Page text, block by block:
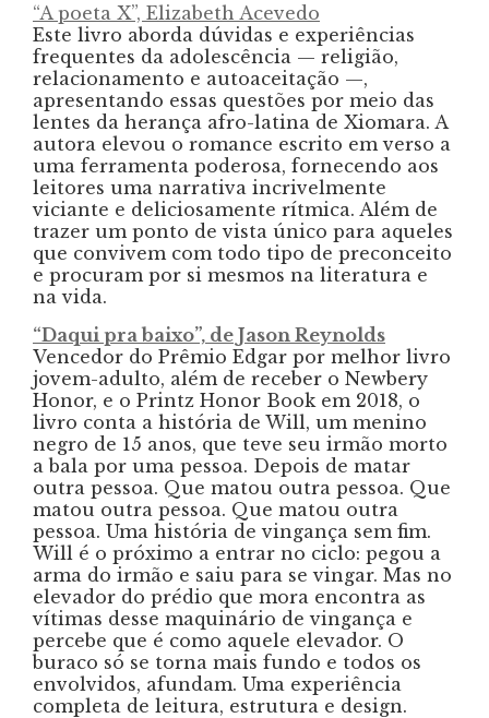
“A poeta X”, Elizabeth Acevedo
Este livro aborda dúvidas e experiências
frequentes da adolescência — religião,
relacionamento e autoaceitação —,
apresentando essas questões por meio das
lentes da herança afro-latina de Xiomara. A
autora elevou o romance escrito em verso a
uma ferramenta poderosa, fornecendo aos
leitores uma narrativa incrivelmente
viciante e deliciosamente rítmica. Além de
trazer um ponto de vista único para aqueles
que convivem com todo tipo de preconceito
e procuram por si mesmos na literatura e
na vida.
“Daqui pra baixo”, de Jason Reynolds
Vencedor do Prêmio Edgar por melhor livro
jovem-adulto, além de receber o Newbery
Honor, e o Printz Honor Book em 2018, o
livro conta a história de Will, um menino
negro de 15 anos, que teve seu irmão morto
a bala por uma pessoa. Depois de matar
outra pessoa. Que matou outra pessoa. Que
matou outra pessoa. Que matou outra
pessoa. Uma história de vingança sem fim.
Will é o próximo a entrar no ciclo: pegou a
arma do irmão e saiu para se vingar. Mas no
elevador do prédio que mora encontra as
vítimas desse maquinário de vingança e
percebe que é como aquele elevador. O
buraco só se torna mais fundo e todos os
envolvidos, afundam. Uma experiência
completa de leitura, estrutura e design.